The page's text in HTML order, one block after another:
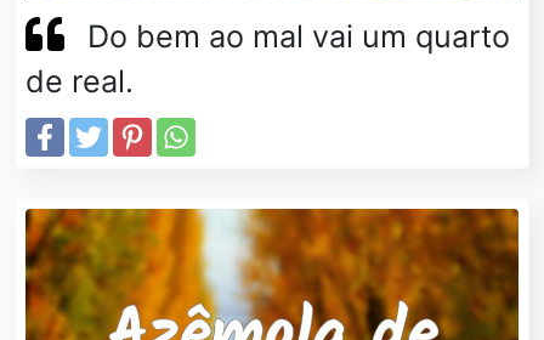
Do bem ao mal vai um quarto
de real.